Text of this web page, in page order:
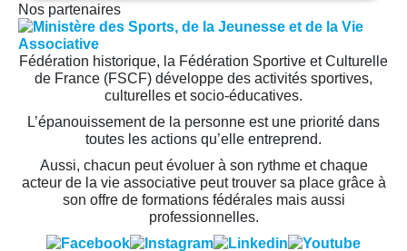
Nos partenaires
Fédération historique, la Fédération Sportive et Culturelle
de France (FSCF) développe des activités sportives,
culturelles et socio-éducatives.
L’épanouissement de la personne est une priorité dans
toutes les actions qu’elle entreprend.
Aussi, chacun peut évoluer à son rythme et chaque
acteur de la vie associative peut trouver sa place grâce à
son offre de formations fédérales mais aussi
professionnelles.